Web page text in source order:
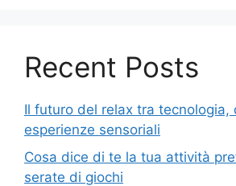
Recent Posts
Il futuro del relax tra tecnologia,
esperienze sensoriali
Cosa dice di te la tua attività
serate di giochi